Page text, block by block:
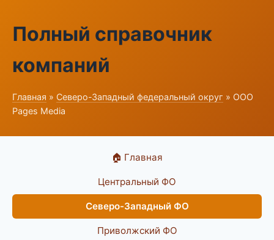
Полный справочник
компаний
Главная » Северо-Западный федеральный округ » ООО
Pages Media
🏠 Главная
Центральный ФО
Северо-Западный ФО
Приволжский ФО